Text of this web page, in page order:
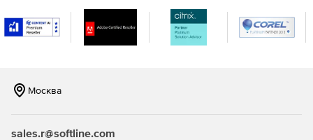
панелей и профиля, схемы сборки, сборочные
чертежи и т. д.).
на станки с ЧПУ.
Москва
sales.r@softline.com